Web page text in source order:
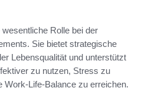
Rolle bei der
Sie bietet strategische
Lebensqualität und unterstützt
zu nutzen, Stress zu
Work-Life-Balance zu erreichen.